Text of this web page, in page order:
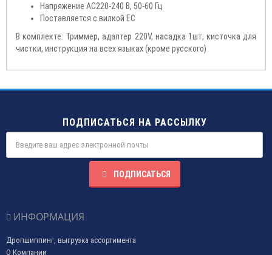
Напряжение AC220-240 В, 50-60 Гц
Поставляется с вилкой ЕС
В комплекте: Триммер, адаптер 220V, насадка 1шт, кисточка для
чистки, инструкция на всех языках (кроме русского)
ПОДПИСАТЬСЯ НА РАССЫЛКУ
ПОДПИСАТЬСЯ
ИНФОРМАЦИЯ
Дропшиппинг, выгрузка ассортимента
О Компании